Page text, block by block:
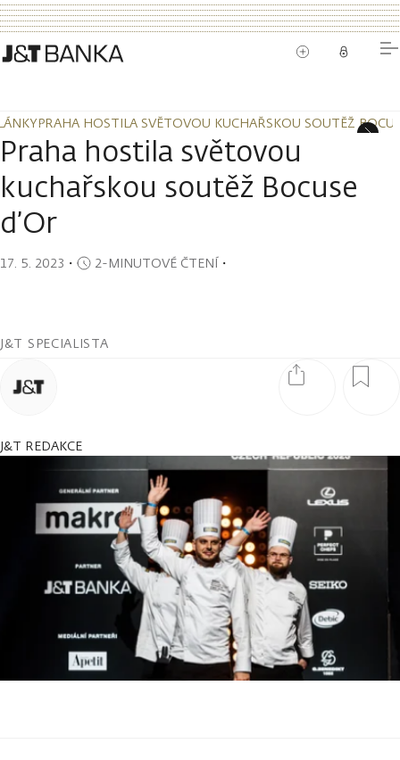
PRAHA HOSTILA SVĚTOVOU KUCHAŘSKOU SOUTĚŽ
PRAHA HOSTILA SVĚTOVOU KUCHAŘSKOU SOUTĚŽ
Praha hostila světovou
kuchařskou soutěž Bocuse
d’Or
17. 5. 2023 ・ 2-MINUTOVÉ ČTENÍ・
J&T SPECIALISTA
J&T REDAKCE